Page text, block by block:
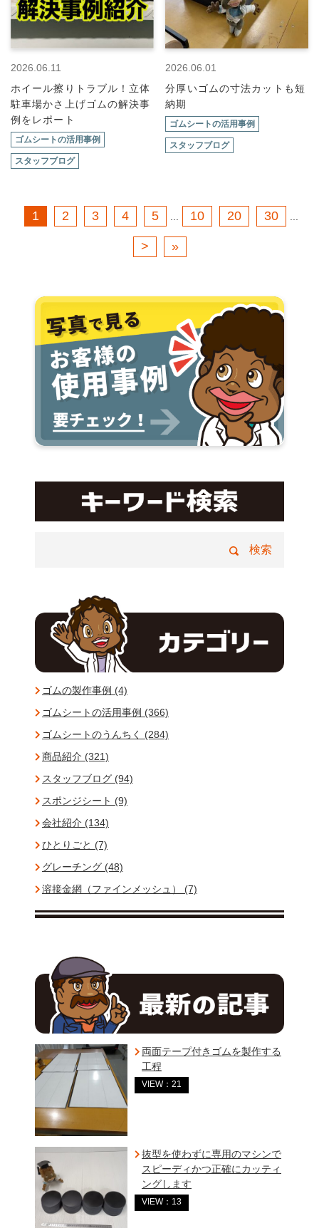
2026.06.11
ホイール擦りトラブル！立体
駐車場かさ上げゴムの解決事
例をレポート
ゴムシートの活用事例
スタッフブログ
2026.06.01
分厚いゴムの寸法カットも短
納期
ゴムシートの活用事例
スタッフブログ
1 2 3 4 5 10 20 30
> »
ゴムの製作事例 (4)
ゴムシートの活用事例 (366)
ゴムシートのうんちく (284)
商品紹介 (321)
スタッフブログ (94)
スポンジシート (9)
会社紹介 (134)
ひとりごと (7)
グレーチング (48)
溶接金網（ファインメッシュ） (7)
両面テープ付きゴムを製作する
工程
VIEW：21
抜型を使わずに専用のマシンで
スピーディかつ正確にカッティ
ングします
VIEW：13